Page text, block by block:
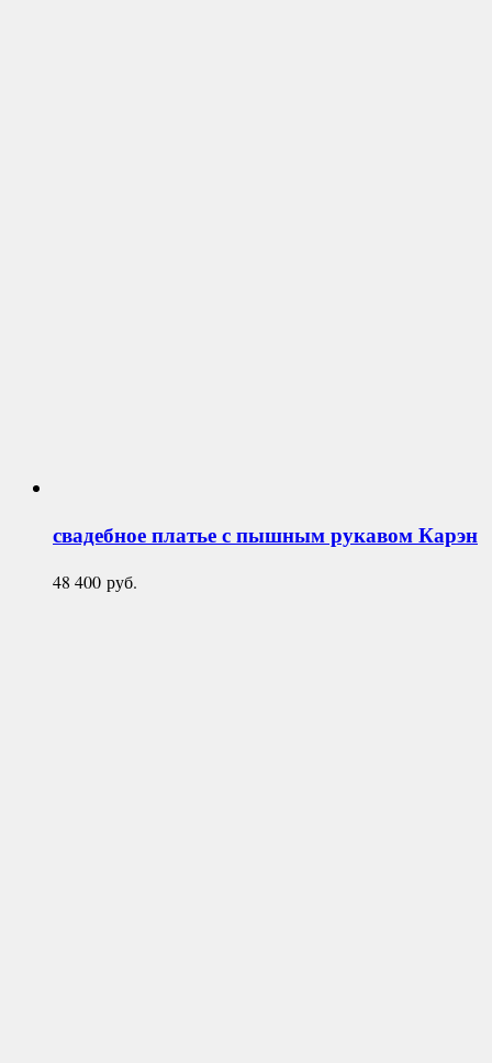
свадебное платье с пышным рукавомКарэн
48 400 руб.